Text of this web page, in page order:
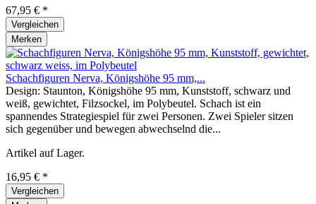
67,95 € *
Vergleichen
Merken
Schachfiguren Nerva, Königshöhe 95 mm,...
Design: Staunton, Königshöhe 95 mm, Kunststoff, schwarz und
weiß, gewichtet, Filzsockel, im Polybeutel. Schach ist ein
spannendes Strategiespiel für zwei Personen. Zwei Spieler sitzen
sich gegenüber und bewegen abwechselnd die...
Artikel auf Lager.
16,95 € *
Vergleichen